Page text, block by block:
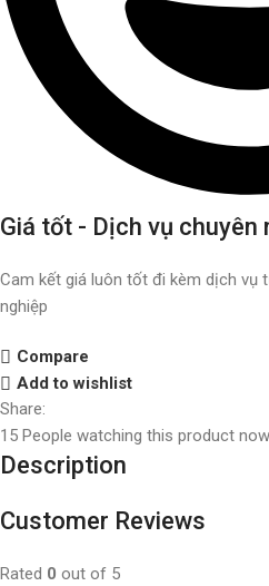
Giá tốt - Dịch vụ chuyên
Cam kết giá luôn tốt đi kèm dịch vụ
nghiệp
Compare
Add to wishlist
Share:
15 People watching this product
Description
Customer Reviews
Rated 0 out of 5